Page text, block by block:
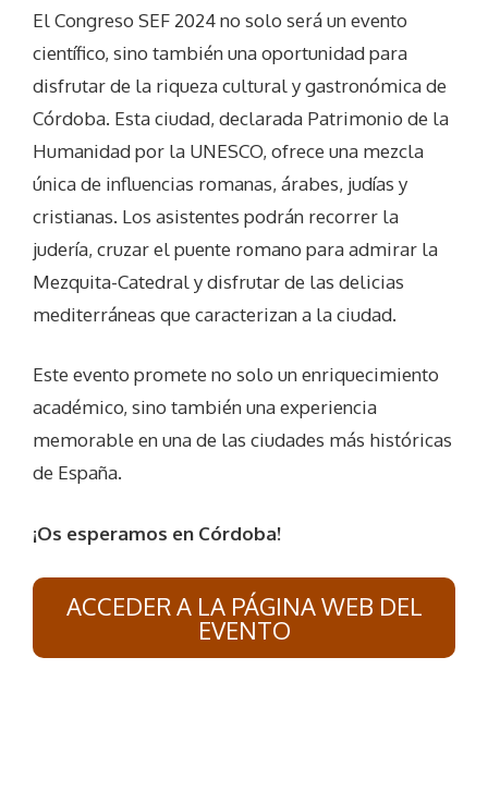
El Congreso SEF 2024 no solo será un evento
científico, sino también una oportunidad para
disfrutar de la riqueza cultural y gastronómica de
Córdoba. Esta ciudad, declarada Patrimonio de la
Humanidad por la UNESCO, ofrece una mezcla
única de influencias romanas, árabes, judías y
cristianas. Los asistentes podrán recorrer la
judería, cruzar el puente romano para admirar la
Mezquita-Catedral y disfrutar de las delicias
mediterráneas que caracterizan a la ciudad.
Este evento promete no solo un enriquecimiento
académico, sino también una experiencia
memorable en una de las ciudades más históricas
de España.
¡Os esperamos en Córdoba!
ACCEDER A LA PÁGINA WEB DEL
EVENTO